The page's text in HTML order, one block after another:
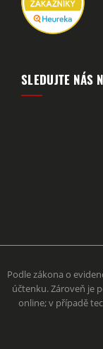
SLEDUJTE NÁS
Podle zákona o
účtenku. Zároveň je
online; v případě